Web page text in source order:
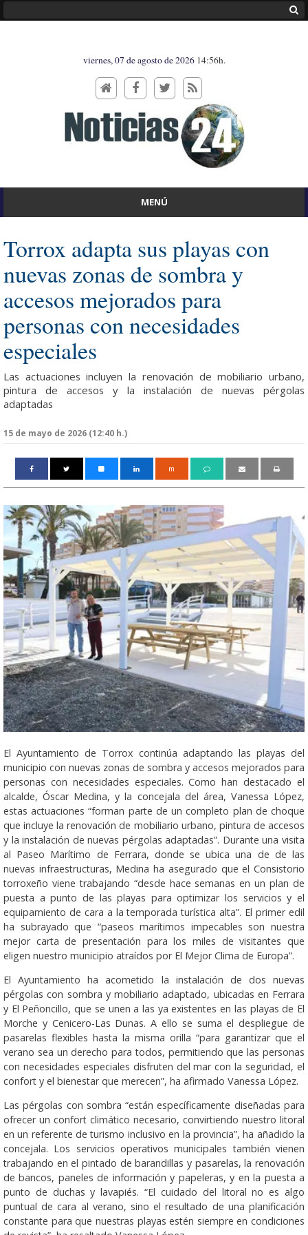
viernes, 07 de agosto de 2026 14:56h.
MENÚ
Torrox adapta sus playas con
nuevas zonas de sombra y
accesos mejorados para
personas con necesidades
especiales
Las actuaciones incluyen la renovación de mobiliario urbano,
pintura de accesos y la instalación de nuevas pérgolas
adaptadas
15 de mayo de 2026 (12:40 h.)
m
El Ayuntamiento de Torrox continúa adaptando las playas del
municipio con nuevas zonas de sombra y accesos mejorados para
personas con necesidades especiales. Como han destacado el
alcalde, Óscar Medina, y la concejala del área, Vanessa López,
estas actuaciones “forman parte de un completo plan de choque
que incluye la renovación de mobiliario urbano, pintura de accesos
y la instalación de nuevas pérgolas adaptadas”. Durante una visita
al Paseo Marítimo de Ferrara, donde se ubica una de de las
nuevas infraestructuras, Medina ha asegurado que el Consistorio
torroxeño viene trabajando “desde hace semanas en un plan de
puesta a punto de las playas para optimizar los servicios y el
equipamiento de cara a la temporada turística alta”. El primer edil
ha subrayado que “paseos marítimos impecables son nuestra
mejor carta de presentación para los miles de visitantes que
eligen nuestro municipio atraídos por El Mejor Clima de Europa”.
El Ayuntamiento ha acometido la instalación de dos nuevas
pérgolas con sombra y mobiliario adaptado, ubicadas en Ferrara
y El Peñoncillo, que se unen a las ya existentes en las playas de El
Morche y Cenicero-Las Dunas. A ello se suma el despliegue de
pasarelas flexibles hasta la misma orilla “para garantizar que el
verano sea un derecho para todos, permitiendo que las personas
con necesidades especiales disfruten del mar con la seguridad, el
confort y el bienestar que merecen”, ha afirmado Vanessa López.
Las pérgolas con sombra “están específicamente diseñadas para
ofrecer un confort climático necesario, convirtiendo nuestro litoral
en un referente de turismo inclusivo en la provincia”, ha añadido la
concejala. Los servicios operativos municipales también vienen
trabajando en el pintado de barandillas y pasarelas, la renovación
de bancos, paneles de información y papeleras, y en la puesta a
punto de duchas y lavapiés. “El cuidado del litoral no es algo
puntual de cara al verano, sino el resultado de una planificación
constante para que nuestras playas estén siempre en condiciones